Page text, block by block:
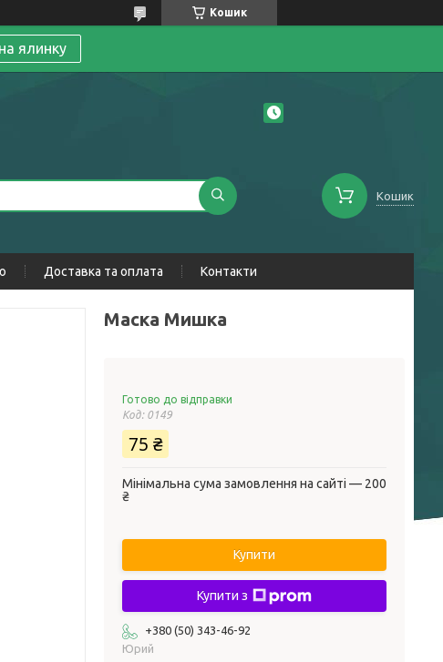
Кошик
ялинку
Кошик
Доставка та оплата Контакти
Маска Мишка
Готово до відправки
Код: 0149
75 ₴
Мінімальна сума замовлення на сайті — 200
₴
Купити
Купити з
+380 (50) 343-46-92
Юрий